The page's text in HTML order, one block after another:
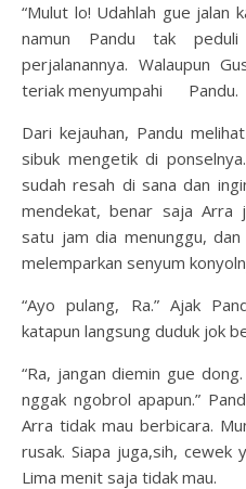
“Mulut lo! Udahlah gue jalan
namun Pandu tak peduli
perjalanannya. Walaupun
teriak menyumpahi Pandu.
Dari kejauhan, Pandu
sibuk mengetik di
sudah resah di sana dan
mendekat, benar saja Arra
satu jam dia menunggu,
melemparkan senyum
“Ayo pulang, Ra.” Ajak
katapun langsung duduk jok
“Ra, jangan diemin gue
nggak ngobrol apapun.”
Arra tidak mau berbicara.
rusak. Siapa juga,sih, cewek
Lima menit saja tidak mau.